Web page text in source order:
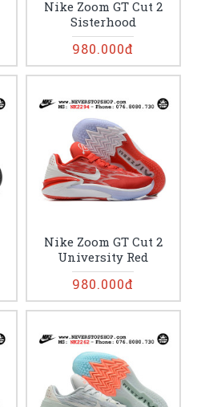
Nike Zoom GT Cut 2
Sisterhood
980.000đ
Nike Zoom GT Cut 2
University Red
980.000đ